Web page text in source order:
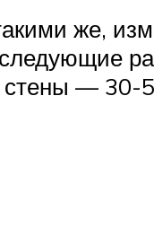
же,
стены —